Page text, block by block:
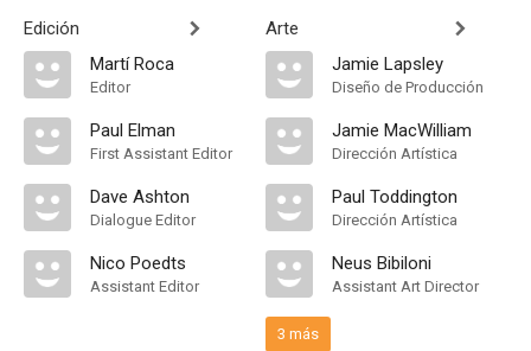
Edición
Martí Roca
Editor
Paul Elman
First Assistant Editor
Dave Ashton
Dialogue Editor
Nico Poedts
Assistant Editor
Arte
Jamie Lapsley
Diseño de Producción
Jamie MacWilliam
Dirección Artística
Paul Toddington
Dirección Artística
Neus Bibiloni
Assistant Art Director
3 más